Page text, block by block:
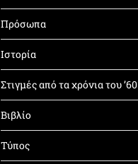
Πρόσωπα
Ιστορία
Στιγμές από τα χρόνια του ’60
Βιβλίο
Τύπος